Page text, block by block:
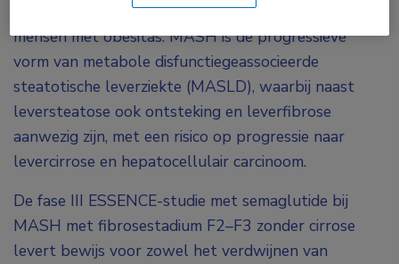
disfunctiegeassocieerde steatohepatitis (MASH) bij
mensen met obesitas. MASH is de progressieve
vorm van metabole disfunctiegeassocieerde
steatotische leverziekte (MASLD), waarbij naast
leversteatose ook ontsteking en leverfibrose
aanwezig zijn, met een risico op progressie naar
levercirrose en hepatocellulair carcinoom.
De fase III ESSENCE-studie met semaglutide bij
MASH met fibrosestadium F2–F3 zonder cirrose
levert bewijs voor zowel het verdwijnen van